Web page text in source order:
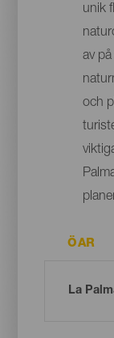
unik
av
och
ÖAR